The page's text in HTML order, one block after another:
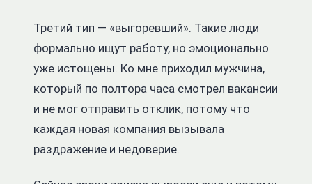
Третий тип — «выгоревший». Такие люди
формально ищут работу, но эмоционально
уже истощены. Ко мне приходил мужчина,
который по полтора часа смотрел вакансии
и не мог отправить отклик, потому что
каждая новая компания вызывала
раздражение и недоверие.